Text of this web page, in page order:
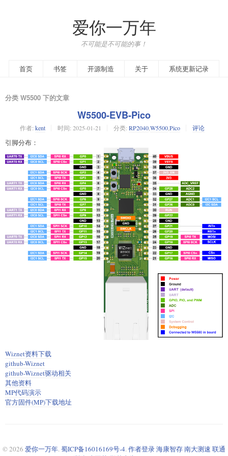
爱你一万年
不可能是不可能的事！
首页 书签 开源制造 关于 系统更新记录
分类 W5500 下的文章
W5500-EVB-Pico
作者: kent 时间: 2025-01-21 分类: RP2040,W5500,Pico 评论
引脚分布：
Wiznet资料下载
github-Wiznet
github-Wiznet驱动相关
其他资料
MP代码演示
官方固件(MP)下载地址
© 2026 爱你一万年. 蜀ICP备16016169号-4. 作者登录海康智存南大测速 联通